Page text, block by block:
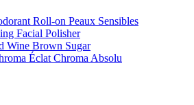
Roll-on Peaux Sensibles
Facial Polisher
Wine Brown Sugar
Éclat Chroma Absolu